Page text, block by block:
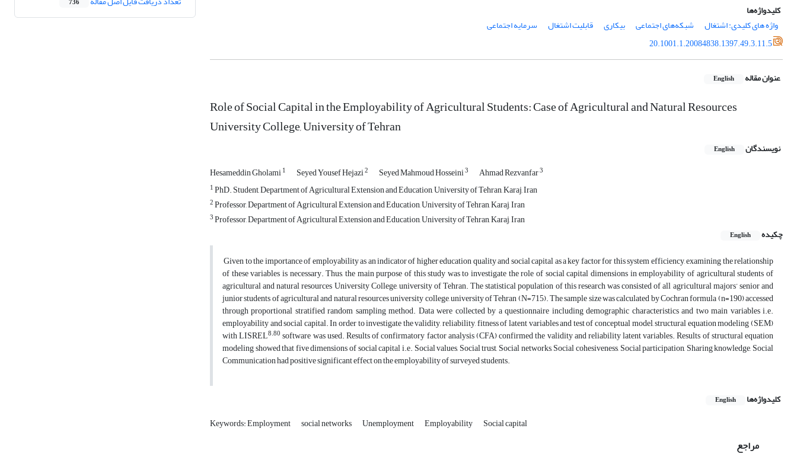
کلیدواژه‌ها
واژه‏‏‏ های کلیدی: اشتغال
شبکه‏‌های اجتماعی بیکاری قابلیت اشتغال
سرمایه اجتماعی
20.1001.1.20084838.1397.49.3.11.5
عنوان مقاله English
Role of Social Capital in the Employability of Agricultural Students: Case of Agricultural and Natural Resources
University College, University of Tehran
نویسندگان English
Hesameddin Gholami1 Seyed Yousef Hejazi2 Seyed Mahmoud Hosseini3 Ahmad Rezvanfar3
1PhD. Student, Department of Agricultural Extension and Education, University of Tehran, Karaj, Iran
2Professor, Department of Agricultural Extension and Education, University of Tehran, Karaj, Iran
3Professor, Department of Agricultural Extension and Education, University of Tehran, Karaj, Iran
چکیده
English
Given to the importance of employability as an indicator of higher education quality and social capital as a key factor for this system efficiency, examining the relationship
of these variables is necessary. Thus, the main purpose of this study was to investigate the role of social capital dimensions in employability of agricultural students of
agricultural and natural resources University College, university of Tehran. The statistical population of this research was consisted of all agricultural majors’ senior and
junior students of agricultural and natural resources university college, university of Tehran (N=715). The sample size was calculated by Cochran formula (n=190) accessed
through proportional stratified random sampling method. Data were collected by a questionnaire including demographic characteristics and two main variables i.e.
employability and social capital. In order to investigate the validity, reliability, fitness of latent variables and test of conceptual model, structural equation modeling (SEM)
with LISREL8.80software was used. Results of confirmatory factor analysis (CFA) confirmed the validity and reliability latent variables. Results of structural equation
modeling showed that five dimensions of social capital i.e. Social values, Social trust, Social networks, Social cohesiveness, Social participation, Sharing knowledge, Social
Communication had positive significant effect on the employability of surveyed students.
کلیدواژه‌ها English
Keywords: Employment social networks Unemployment Employability Social capital
مراجع
736